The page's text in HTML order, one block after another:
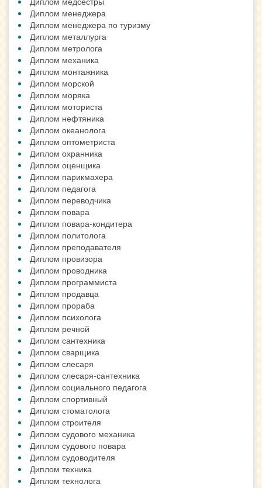
Диплом менеджера
Диплом менеджера по туризму
Диплом металлурга
Диплом метролога
Диплом механика
Диплом монтажника
Диплом морской
Диплом моряка
Диплом моториста
Диплом нефтяника
Диплом океанолога
Диплом оптометриста
Диплом охранника
Диплом оценщика
Диплом парикмахера
Диплом педагога
Диплом переводчика
Диплом повара
Диплом повара-кондитера
Диплом политолога
Диплом преподавателя
Диплом провизора
Диплом проводника
Диплом программиста
Диплом продавца
Диплом прораба
Диплом психолога
Диплом речной
Диплом сантехника
Диплом сварщика
Диплом слесаря
Диплом слесаря-сантехника
Диплом социального педагога
Диплом спортивный
Диплом стоматолога
Диплом строителя
Диплом судового механика
Диплом судового повара
Диплом судоводителя
Диплом техника
Диплом технолога